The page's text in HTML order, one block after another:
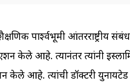
पार्श्वभूमी आंतरराष्ट्रीय
केले आहे. त्यानंतर त्यांनी
केले आहे. त्यांची डॉक्टरी